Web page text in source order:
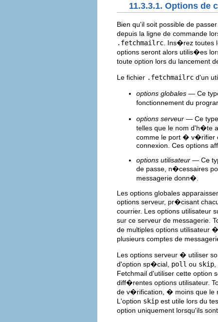
11.3.3.1. Options de
Bien qu'il soit possible de
depuis la ligne de commande
.fetchmailrc . Ins�rez
options seront alors utilis�es
toute option lors du lancement
Le fichier .fetchmailrc d'un
options globales — Ce
fonctionnement du
options serveur — Ce
telles que le nom d'h�te
comme le port � v�rifier
connexion. Ces options
options utilisateur — Ce
de passe, n�cessaires
messagerie donn�.
Les options globales
options serveur, pr�cisant
courrier. Les options utilisateur
sur ce serveur de messagerie.
de multiples options utilisateur
plusieurs comptes de
Les options serveur � utiliser
d'option sp�cial, poll ou skip
Fetchmail d'utiliser cette
diff�rentes options utilisateur.
de v�rification, � moins que le
L'option skip est utile lors du
option uniquement lorsqu'ils